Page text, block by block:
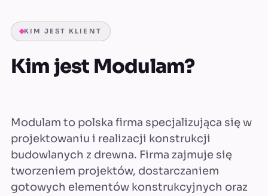
KIM JEST KLIENT
Kim jest Modulam?
Modulam to polska firma specjalizująca się w
projektowaniu i realizacji konstrukcji
budowlanych z drewna. Firma zajmuje się
tworzeniem projektów, dostarczaniem
gotowych elementów konstrukcyjnych oraz